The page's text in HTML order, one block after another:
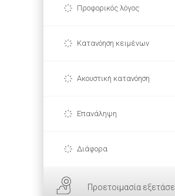
Προφορικός λόγος
Κατανόηση κειμένων
Ακουστική κατανόηση
Επανάληψη
Διάφορα
Προετοιμασία